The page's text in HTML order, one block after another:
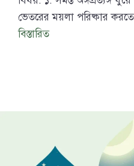
ভেতরের ময়লা পরিষ্কার
বিস্তারিত